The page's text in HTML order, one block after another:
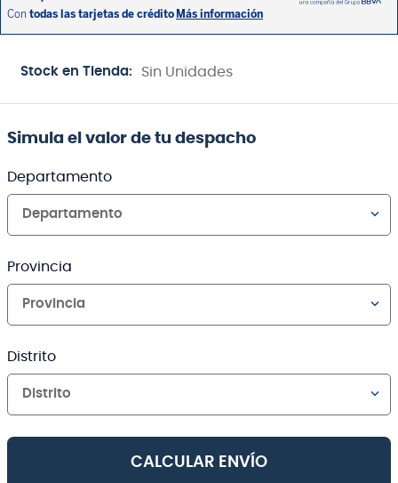
Stock en Tienda: Sin Unidades
Simula el valor de tu despacho
Departamento
Departamento
Provincia
Provincia
Distrito
Distrito
CALCULAR ENVÍO